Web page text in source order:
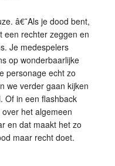
â€˜Als je dood bent,
rechter zeggen en
Je medespelers
op wonderbaarlijke
personage echt zo
we verder gaan kijken
Of in een flashback
het algemeen
en dat maakt het zo
maar recht doet.